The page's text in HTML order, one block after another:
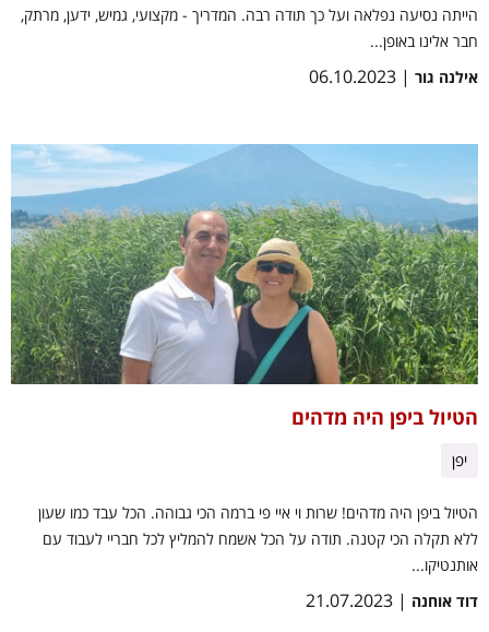
הייתה נסיעה נפלאה ועל כך תודה רבה. המדריך - מקצועי, גמיש, ידען, מרתק,
חבר אלינו באופן...
אילנה גור | 06.10.2023
הטיול ביפן היה מדהים
יפן
הטיול ביפן היה מדהים! שרות וי איי פי ברמה הכי גבוהה. הכל עבד כמו שעון
ללא תקלה הכי קטנה. תודה על הכל אשמח להמליץ לכל חבריי לעבוד עם
אותנטיקו...
דוד אוחנה | 21.07.2023